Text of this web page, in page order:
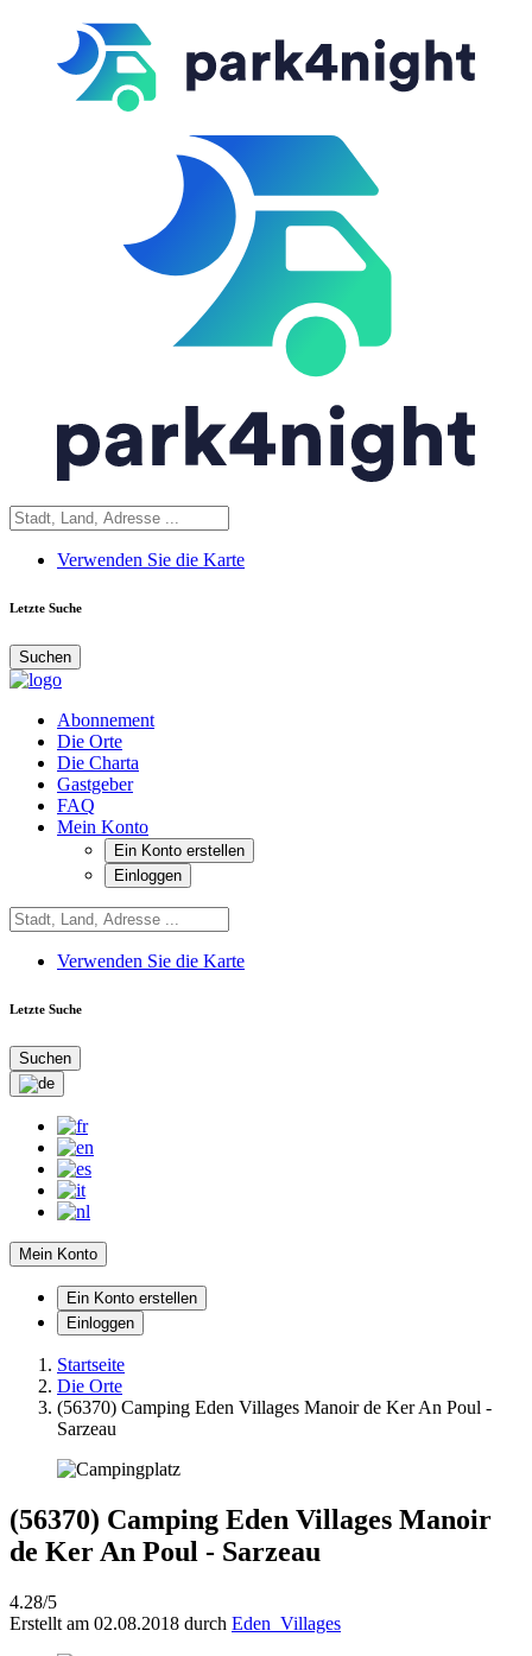
Verwenden Sie die Karte
Letzte Suche
Suchen
Abonnement
Die Orte
Die Charta
Gastgeber
FAQ
Mein Konto
Ein Konto erstellen
Einloggen
Verwenden Sie die Karte
Letzte Suche
Suchen
Mein Konto
Ein Konto erstellen
Einloggen
Startseite
Die Orte
(56370) Camping Eden Villages Manoir de Ker An Poul -
Sarzeau
(56370) Camping Eden Villages Manoir
de Ker An Poul - Sarzeau
4.28/5
Erstellt am 02.08.2018 durch Eden_Villages